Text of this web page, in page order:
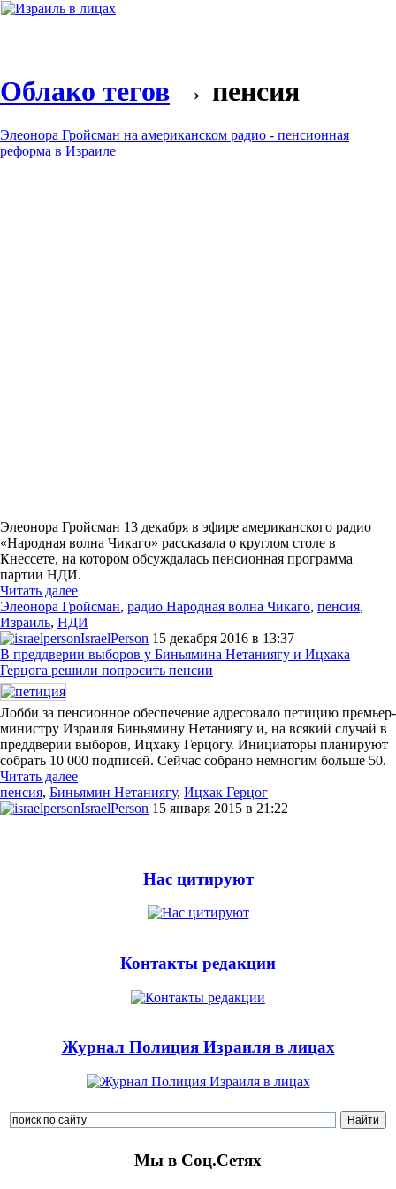
Облако тегов → пенсия
Элеонора Гройсман на американском радио - пенсионная
реформа в Израиле
Элеонора Гройсман 13 декабря в эфире американского радио
«Народная волна Чикаго» рассказала о круглом столе в
Кнессете, на котором обсуждалась пенсионная программа
партии НДИ.
Читать далее
Элеонора Гройсман, радио Народная волна Чикаго, пенсия,
Израиль, НДИ
IsraelPerson 15 декабря 2016 в 13:37
В преддверии выборов у Биньямина Нетаниягу и Ицхака
Герцога решили попросить пенсии
Лобби за пенсионное обеспечение адресовало петицию премьер-
министру Израиля Биньямину Нетаниягу и, на всякий случай в
преддверии выборов, Ицхаку Герцогу. Инициаторы планируют
собрать 10 000 подписей. Сейчас собрано немногим больше 50.
Читать далее
пенсия, Биньямин Нетаниягу, Ицхак Герцог
IsraelPerson 15 января 2015 в 21:22
Нас цитируют
Контакты редакции
Журнал Полиция Израиля в лицах
Мы в Соц.Сетях